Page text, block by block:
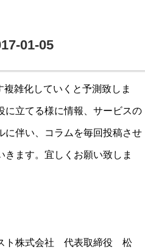
01-05
雑化していくと予測致しま
に立てる様に情報、サービスの
に伴い、コラムを毎回投稿させ
ます。宜しくお願い致しま
ト株式会社 代表取締役 松